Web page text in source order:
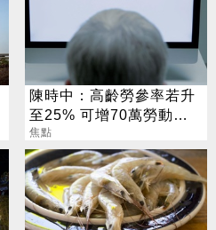
陳時中：高齡勞參率若升
至25% 可增70萬勞動人
口
焦點